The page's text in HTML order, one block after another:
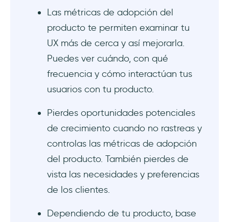
17- Puntuación del Esfuerzo del Cliente
(CES)
18- Puntuación de compromiso con el
¿Necesitas medir todas las métricas de
¿Cómo elegir qué métricas medir?
En resumen...
Preguntas Frecuentes
Las métricas de adopción del
producto te permiten examinar tu
UX más de cerca y así mejorarla.
Puedes ver cuándo, con qué
frecuencia y cómo interactúan tus
usuarios con tu producto.
Pierdes oportunidades potenciales
de crecimiento cuando no rastreas y
controlas las métricas de adopción
del producto. También pierdes de
vista las necesidades y preferencias
de los clientes.
Dependiendo de tu producto, base